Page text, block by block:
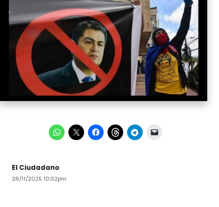
El Ciudadano
28/11/2025 10:02pm